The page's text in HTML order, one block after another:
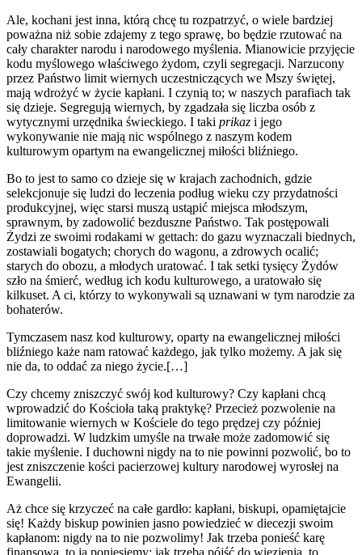
Ale, kochani jest inna, którą chcę tu rozpatrzyć, o wiele bardziej
poważna niż sobie zdajemy z tego sprawę, bo będzie rzutować na
cały charakter narodu i narodowego myślenia. Mianowicie przyjęcie
kodu myślowego właściwego żydom, czyli segregacji. Narzucony
przez Państwo limit wiernych uczestniczących we Mszy świętej,
mają wdrożyć w życie kapłani. I czynią to; w naszych parafiach tak
się dzieje. Segregują wiernych, by zgadzała się liczba osób z
wytycznymi urzędnika świeckiego. I taki prikaz i jego
wykonywanie nie mają nic wspólnego z naszym kodem
kulturowym opartym na ewangelicznej miłości bliźniego.
Bo to jest to samo co dzieje się w krajach zachodnich, gdzie
selekcjonuje się ludzi do leczenia podług wieku czy przydatności
produkcyjnej, więc starsi muszą ustąpić miejsca młodszym,
sprawnym, by zadowolić bezduszne Państwo. Tak postępowali
Żydzi ze swoimi rodakami w gettach: do gazu wyznaczali biednych,
zostawiali bogatych; chorych do wagonu, a zdrowych ocalić;
starych do obozu, a młodych uratować. I tak setki tysięcy Żydów
szło na śmierć, według ich kodu kulturowego, a uratowało się
kilkuset. A ci, którzy to wykonywali są uznawani w tym narodzie za
bohaterów.
Tymczasem nasz kod kulturowy, oparty na ewangelicznej miłości
bliźniego każe nam ratować każdego, jak tylko możemy. A jak się
nie da, to oddać za niego życie.[…]
Czy chcemy zniszczyć swój kod kulturowy? Czy kapłani chcą
wprowadzić do Kościoła taką praktykę? Przecież pozwolenie na
limitowanie wiernych w Kościele do tego prędzej czy później
doprowadzi. W ludzkim umyśle na trwałe może zadomowić się
takie myślenie. I duchowni nigdy na to nie powinni pozwolić, bo to
jest zniszczenie kości pacierzowej kultury narodowej wyrosłej na
Ewangelii.
Aż chce się krzyczeć na całe gardło: kapłani, biskupi, opamiętajcie
się! Każdy biskup powinien jasno powiedzieć w diecezji swoim
kapłanom: nigdy na to nie pozwolimy! Jak trzeba ponieść karę
finansową, to ją poniesiemy; jak trzeba pójść do więzienia, to